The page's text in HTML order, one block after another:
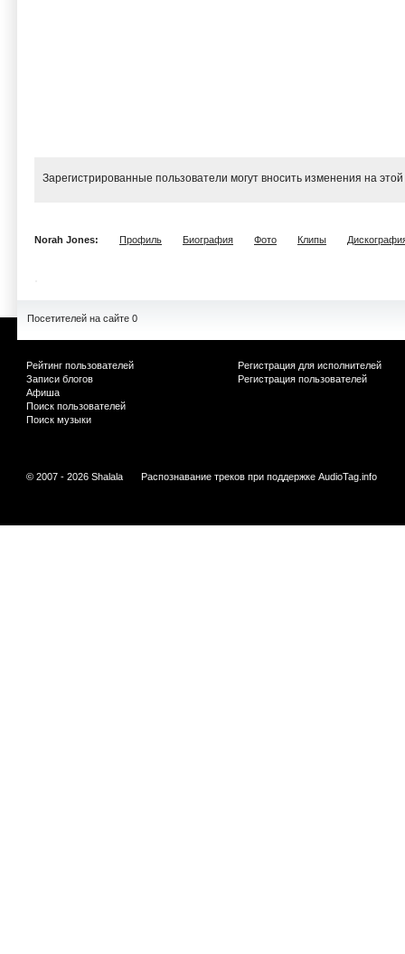
Зарегистрированные пользователи могут вносить изменения на
Norah Jones: Профиль Биография Фото Клипы
Посетителей на сайте 0
Рейтинг пользователей
Записи блогов
Афиша
Поиск пользователей
Поиск музыки
Регистрация для исполнителей
Регистрация пользователей
© 2007 - 2026 Shalala Распознавание треков при поддержке AudioTag.info